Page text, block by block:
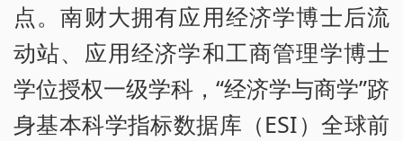
点。南财大拥有应用经济学博士后流
动站、应用经济学和工商管理学博士
学位授权一级学科，“经济学与商学”跻
身基本科学指标数据库（ESI）全球前